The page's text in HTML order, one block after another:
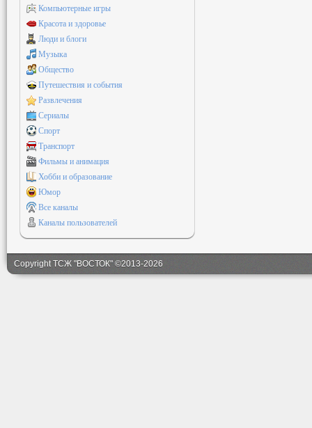
Компьютерные игры
Красота и здоровье
Люди и блоги
Музыка
Общество
Путешествия и события
Развлечения
Сериалы
Спорт
Транспорт
Фильмы и анимация
Хобби и образование
Юмор
Все каналы
Каналы пользователей
Copyright ТСЖ "ВОСТОК" ©2013-2026